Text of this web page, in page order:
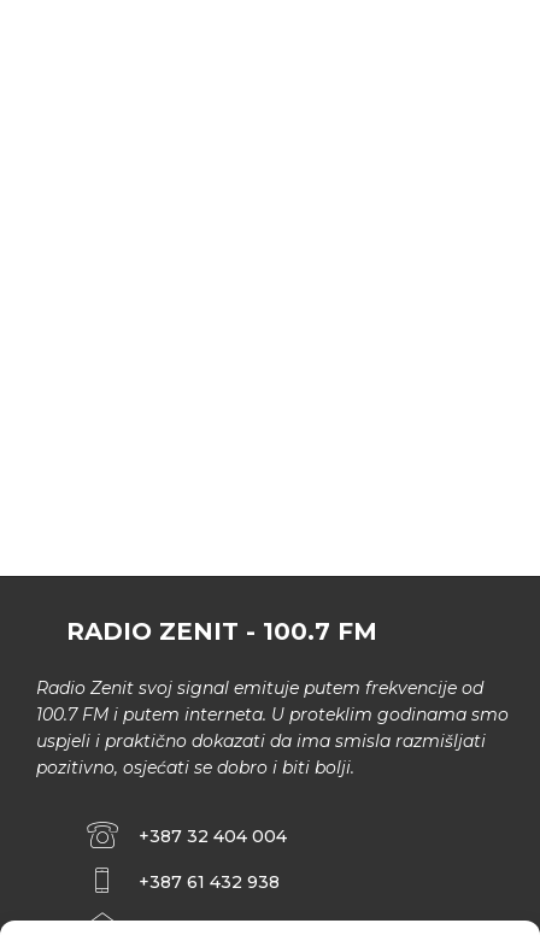
RADIO ZENIT - 100.7 FM
Radio Zenit svoj signal emituje putem frekvencije od
100.7 FM i putem interneta. U proteklim godinama smo
uspjeli i praktično dokazati da ima smisla razmišljati
pozitivno, osjećati se dobro i biti bolji.
+387 32 404 004
+387 61 432 938
INFO@ZENIT.BA